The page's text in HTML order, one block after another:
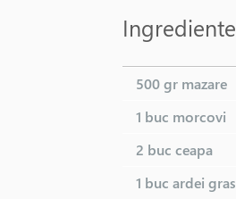
Ingrediente
500 gr mazare
1 buc morcovi
2 buc ceapa
1 buc ardei gras